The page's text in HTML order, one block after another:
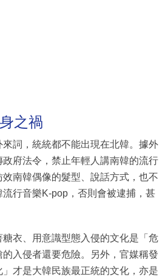
之禍
詞，統統都不能出現在北韓。據外
府法令，禁止年輕人講南韓的流行
南韓偶像的髮型、說話方式，也不
行音樂K-pop，否則會被逮捕，甚
衣、用意識型態入侵的文化是「危
入侵者還要危險。另外，官媒稱發
才是大韓民族最正統的文化，亦是